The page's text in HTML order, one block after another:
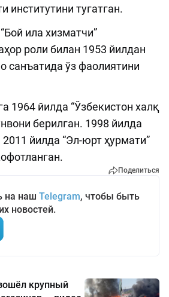
институтини тугатган.
ила хизматчи”
роли билан 1953 йилдан
санъатида ўз фаолиятини
1964 йилда “Ўзбекистон халқ
берилган. 1998 йилда
2011 йилда “Эл-юрт ҳурмати”
Поделиться
на наш Telegram, чтобы быть
новостей.
крупный